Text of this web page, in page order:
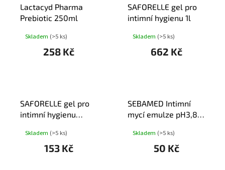
Lactacyd Pharma
Prebiotic 250ml
Skladem (>5 ks)
258 Kč
SAFORELLE gel pro
intimní hygienu 1l
Skladem (>5 ks)
662 Kč
SAFORELLE gel pro
intimní hygienu
Skladem (>5 ks)
153 Kč
SEBAMED Intimní
mycí emulze pH3,8
Skladem (>5 ks)
50 Kč